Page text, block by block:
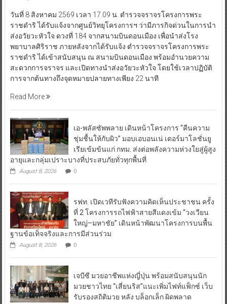
วันที่ 8 สิงหาคม 2569 เวลา 17.09 น. ตำรวจจราจรโครงการพระ
ราชดำริ ได้รับแจ้งจากศูนย์วิทยุโครงการฯ ว่ามีภารกิจด่วนในการนำ
ส่งอวัยวะหัวใจ ดวงที่ 184 จากสนามบินดอนเมือง เพื่อนำส่งโรง
พยาบาลศิริราช ภายหลังจากได้รับแจ้ง ตำรวจจราจรโครงการพระ
ราชดำริ ได้เข้าสนับสนุน ณ สนามบินดอนเมือง พร้อมอำนวยความ
สะดวกการจราจร และเปิดทางนำส่งอวัยวะหัวใจ โดยใช้เวลาปฏิบัติ
การจากต้นทางถึงจุดหมายปลายทางเพียง 22 นาที
Read More
เอ-พลัสซัพพลาย เดินหน้าโครงการ “คืนความ
ชุ่มชื้นให้กับผิว” มอบเอบอนเน่ เดอร์มาโลชั่นยู
เรียเข้มข้นแก่ กทม. ส่งต่อพลังความห่วงใยสู่ผู้สูง
อายุและกลุ่มเปราะบางที่ประสบภัยทั่วทุกพื้นที่
August 8, 2026 0
รฟท. เปิดเวทีรับฟังความคิดเห็นประชาชน ครั้ง
ที่ 2 โครงการรถไฟฟ้าสายสีแดงเข้ม “วงเวียน
ใหญ่–มหาชัย” เดินหน้าพัฒนาโครงการบนพื้น
ฐานข้อเท็จจริงและการมีส่วนร่วม
August 8, 2026 0
เจบีซี มวยอาชีพแห่งญี่ปุ่น พร้อมสนับสนุนนัก
มวยชาวไทย “เสี่ยนริส”แนะเพิ่มไฟท์แฟ็กซ์ เว็บ
รับรองสถิติมวย หลัง บล็อกเล็ก ผิดพลาด